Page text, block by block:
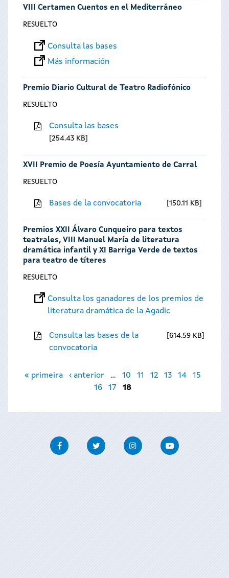
VIII Certamen Cuentos en el Mediterráneo
RESUELTO
Consulta las bases
Más información
Premio Diario Cultural de Teatro Radiofónico
RESUELTO
Consulta las bases
254.43 KB
XVII Premio de Poesía Ayuntamiento de Carral
RESUELTO
Bases de la convocatoria 150.11 KB
Premios XXII Álvaro Cunqueiro para textos
teatrales, VIII Manuel María de literatura
dramática infantil y XI Barriga Verde de textos
para teatro de títeres
RESUELTO
Consulta los ganadores de los premios de
literatura dramática de la Agadic
Consulta las bases de la
convocatoria
614.59 KB
Páginas
« primeira ‹ anterior … 10 11 12 13 14
15
16
17 18
FacebookTwitter InstagramYoutube